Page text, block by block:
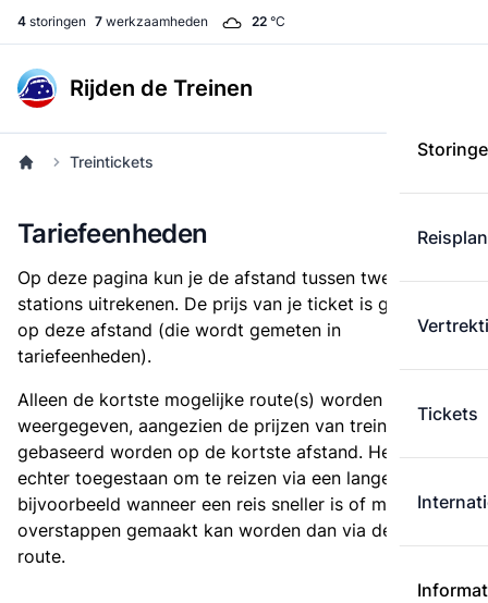
4 storingen 7 werkzaamheden 22 °C
Rijden de Treinen
Tickets
Treintickets
Tariefeenheden
Op deze pagina kun je de afstand tussen twee
stations uitrekenen. De prijs van je ticket is gebaseerd
op deze afstand (die wordt gemeten in
tariefeenheden).
Alleen de kortste mogelijke route(s) worden
weergegeven, aangezien de prijzen van treintickets
gebaseerd worden op de kortste afstand. Het is
echter toegestaan om te reizen via een langere route,
bijvoorbeeld wanneer een reis sneller is of met minder
overstappen gemaakt kan worden dan via de kortste
route.